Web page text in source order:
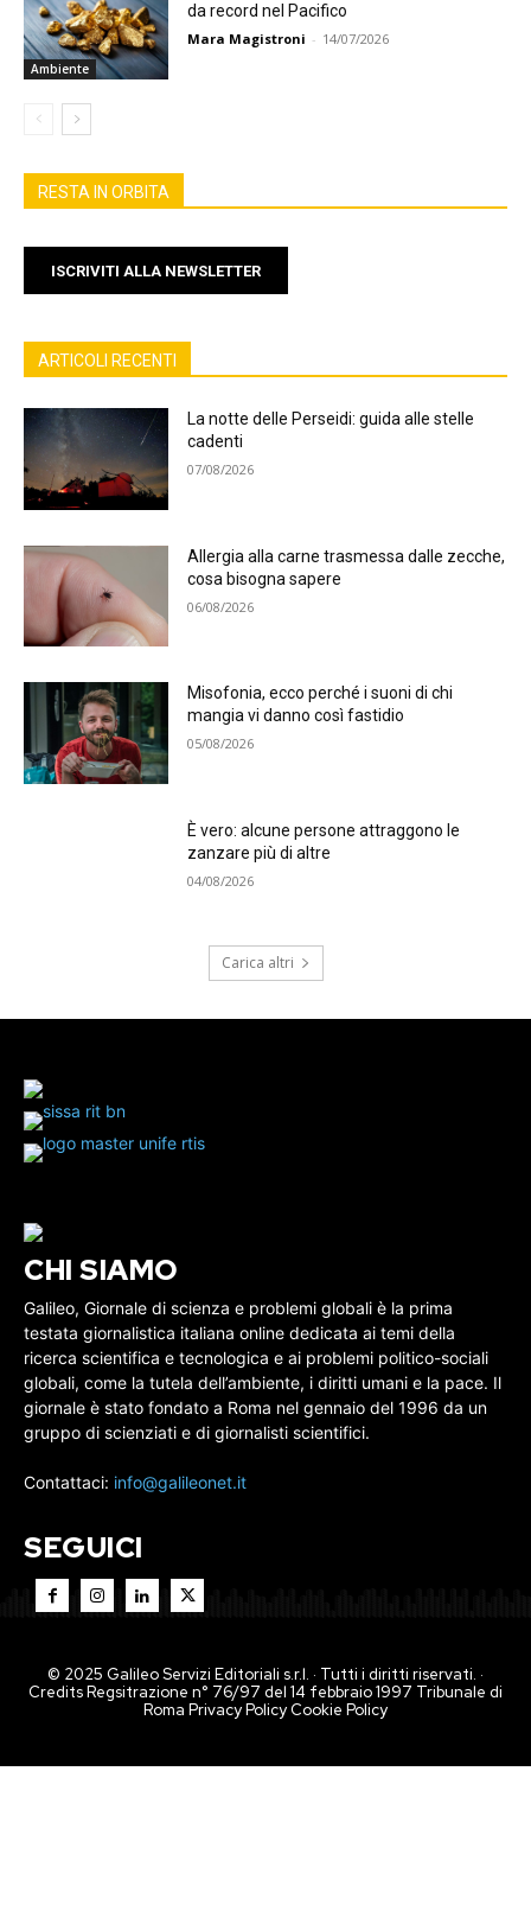
Ambiente
da record nel Pacifico
Mara Magistroni - 14/07/2026
RESTA IN ORBITA
ISCRIVITI ALLA NEWSLETTER
ARTICOLI RECENTI
La notte delle Perseidi: guida alle stelle
cadenti
07/08/2026
Allergia alla carne trasmessa dalle zecche,
cosa bisogna sapere
06/08/2026
Misofonia, ecco perché i suoni di chi
mangia vi danno così fastidio
05/08/2026
È vero: alcune persone attraggono le
zanzare più di altre
04/08/2026
Carica altri
CHI SIAMO
Galileo, Giornale di scienza e problemi globali è la prima
testata giornalistica italiana online dedicata ai temi della
ricerca scientifica e tecnologica e ai problemi politico-sociali
globali, come la tutela dell’ambiente, i diritti umani e la pace. Il
giornale è stato fondato a Roma nel gennaio del 1996 da un
gruppo di scienziati e di giornalisti scientifici.
Contattaci: info@galileonet.it
SEGUICI
© 2025 Galileo Servizi Editoriali s.r.l. · Tutti i diritti riservati. ·
Credits Regsitrazione n° 76/97 del 14 febbraio 1997 Tribunale di
Roma Privacy PolicyCookie Policy